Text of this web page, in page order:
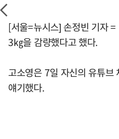
[서울=뉴시스] 손정빈 기자
3㎏을 감량했다고 했다.
고소영은 7일 자신의 유튜브
얘기했다.